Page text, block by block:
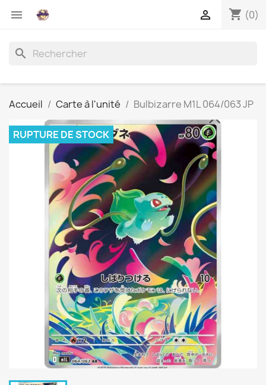
 shopping_cart (0)

search
Accueil Carte à l'unité Bulbizarre M1L 064/063 JP
RUPTURE DE STOCK